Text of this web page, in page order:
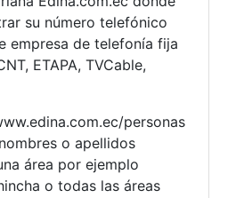
su número telefónico
empresa de telefonía fija
ETAPA, TVCable,
personas
o apellidos
área por ejemplo
o todas las áreas